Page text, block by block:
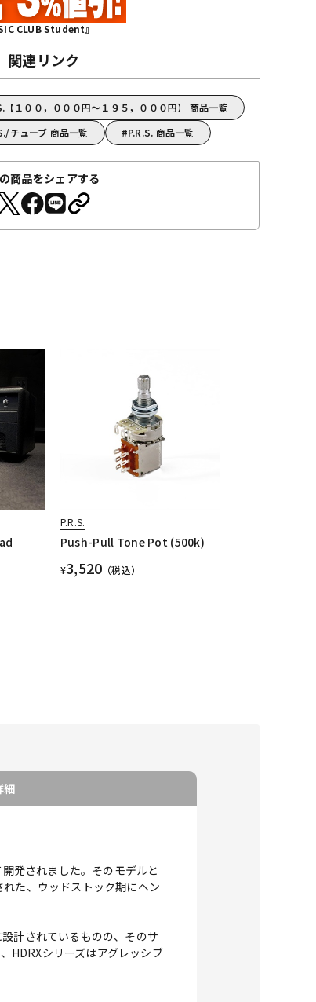
CLUB Student』
関連リンク
【１００，０００円～１９５，０００円】 商品一覧
チューブ 商品一覧 P.R.S. 商品一覧
商品をシェアする
P.R.S.
Push-Pull Tone Pot (500k)
¥3,520 （税込）
細
発されました。そのモデルと
た、ウッドストック期にヘン
計されているものの、そのサ
HDRXシリーズはアグレッシブ